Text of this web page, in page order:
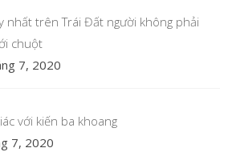
nhất trên Trái Đất người không phải
chuột
7, 2020
với kiến ba khoang
7, 2020